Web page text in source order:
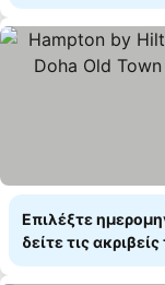
Επιλέξτε
δείτε τις ακριβείς